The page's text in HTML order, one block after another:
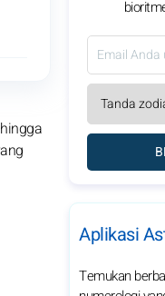
Aplikasi
Temukan